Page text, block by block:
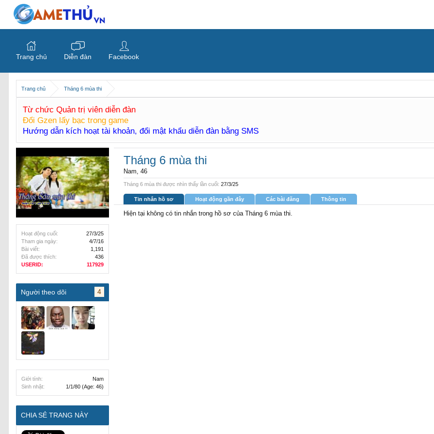
Trang chủ Tháng 6 mùa thi
Từ chức Quản trị viên diễn đàn
Đổi Gzen lấy bạc trong game
Hướng dẫn kích hoạt tài khoản, đổi mật khẩu diễn đàn bằng SMS
Hoạt động cuối:
27/3/25
Tham gia ngày:
4/7/16
Bài viết:
1,191
Đã được thích:
436
USERID:
117929
Người theo dõi 4
Giới tính:
Nam
Sinh nhật:
1/1/80 (Age: 46)
CHIA SẺ TRANG NÀY
Tháng 6 mùa thi
Nam, 46
Tháng 6 mùa thi được nhìn thấy lần cuối: 27/3/25
Tin nhắn hồ sơ Hoạt động gần đây Các bài đăng Thông tin
Hiện tại không có tin nhắn trong hồ sơ của Tháng 6 mùa thi.
Trang chủ Diễn đàn Facebook